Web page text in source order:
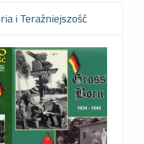
i Teraźniejszość